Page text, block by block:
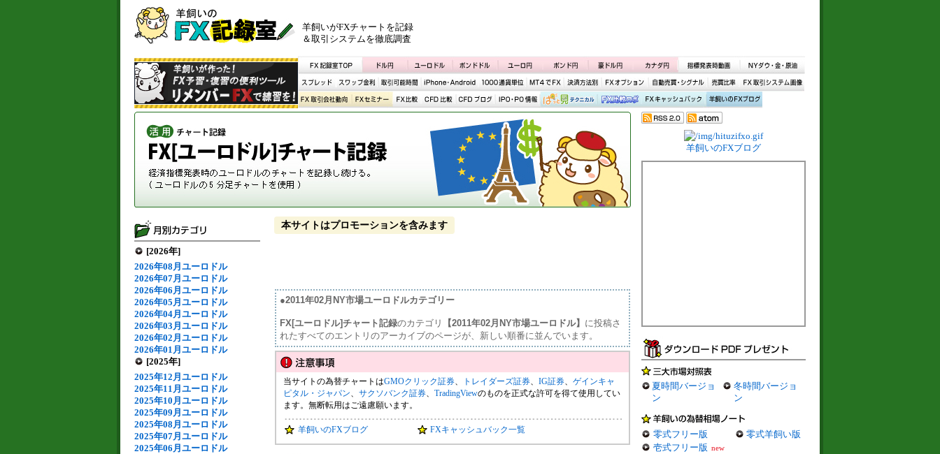
羊飼いがFXチャートを記録
＆取引システムを徹底調査
[2026年]
2026年08月ユーロドル
2026年07月ユーロドル
2026年06月ユーロドル
2026年05月ユーロドル
2026年04月ユーロドル
2026年03月ユーロドル
2026年02月ユーロドル
2026年01月ユーロドル
[2025年]
2025年12月ユーロドル
2025年11月ユーロドル
2025年10月ユーロドル
2025年09月ユーロドル
2025年08月ユーロドル
2025年07月ユーロドル
2025年06月ユーロドル
本サイトはプロモーションを含みます
●2011年02月NY市場ユーロドルカテゴリー
FX[ユーロドル]チャート記録のカテゴリ 【2011年02月NY市場ユーロドル】 に投稿さ
れたすべてのエントリのアーカイブのページが、新しい順番に並んでいます。
当サイトの為替チャートはGMOクリック証券、 トレイダーズ証券、 IG証券、 ゲインキャ
ピタル・ジャパン、 サクソバンク証券、 TradingViewのものを正式な許可を得て使用してい
ます。無断転用はご遠慮願います。
羊飼いのFXブログ FXキャッシュバック一覧
羊飼いのFXブログ
夏時間バージョ
ン
冬時間バージョ
ン
零式フリー版
零式羊飼い版
壱式フリー版 new